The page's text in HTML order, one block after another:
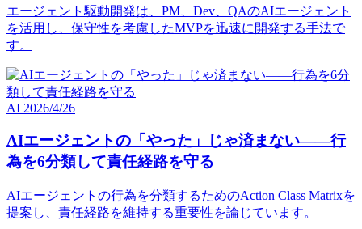
エージェント駆動開発は、PM、Dev、QAのAIエージェント
を活用し、保守性を考慮したMVPを迅速に開発する手法で
す。
AI 2026/4/26
AIエージェントの「やった」じゃ済まない――行
為を6分類して責任経路を守る
AIエージェントの行為を分類するためのAction Class Matrixを
提案し、責任経路を維持する重要性を論じています。